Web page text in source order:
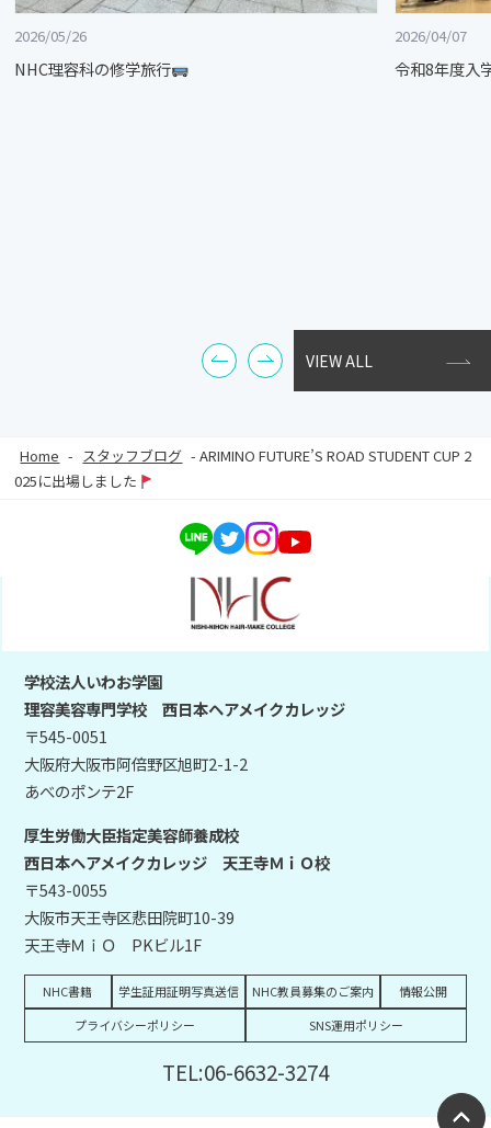
2026/05/26
NHC理容科の修学旅行
2026/04/07
令和8年度入
VIEW ALL
Home - スタッフブログ -ARIMINO FUTURE’S ROAD STUDENT CUP 2
025に出場しました
学校法人いわお学園
理容美容専門学校 西日本ヘアメイクカレッジ
〒545-0051
大阪府大阪市阿倍野区旭町2-1-2
あべのポンテ2F
厚生労働大臣指定美容師養成校
西日本ヘアメイクカレッジ 天王寺ＭｉＯ校
〒543-0055
大阪市天王寺区悲田院町10-39
天王寺ＭｉＯ PKビル1F
NHC書籍 学生証用証明写真送信 NHC教員募集のご案内
情報公開
プライバシーポリシー
SNS運用ポリシー
TEL:06-6632-3274